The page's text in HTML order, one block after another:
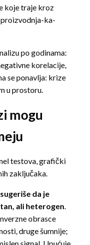
koje traje kroz
ka-
po godinama:
korelacije,
se ponavlja: krize
u prostoru.
mogu
testova, grafički
zaključaka.
da je
ali heterogen
obrasce
druge šumnije;